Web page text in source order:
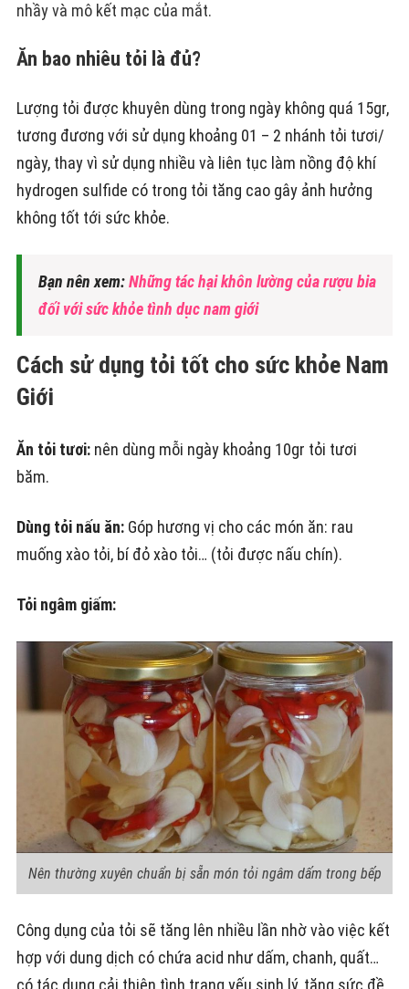
nhầy và mô kết mạc của mắt.
Ăn bao nhiêu tỏi là đủ?
Lượng tỏi được khuyên dùng trong ngày không quá 15gr,
tương đương với sử dụng khoảng 01 – 2 nhánh tỏi tươi/
ngày, thay vì sử dụng nhiều và liên tục làm nồng độ khí
hydrogen sulfide có trong tỏi tăng cao gây ảnh hưởng
không tốt tới sức khỏe.
Bạn nên xem: Những tác hại khôn lường của rượu bia
đối với sức khỏe tình dục nam giới
Cách sử dụng tỏi tốt cho sức khỏe Nam
Giới
Ăn tỏi tươi:nên dùng mỗi ngày khoảng 10gr tỏi tươi
băm.
Dùng tỏi nấu ăn:Góp hương vị cho các món ăn: rau
muống xào tỏi, bí đỏ xào tỏi… (tỏi được nấu chín).
Tỏi ngâm giấm:
Nên thường xuyên chuẩn bị sẵn món tỏi ngâm dấm trong bếp
Công dụng của tỏi sẽ tăng lên nhiều lần nhờ vào việc kết
hợp với dung dịch có chứa acid như dấm, chanh, quất…
có tác dụng cải thiện tình trạng yếu sinh lý, tăng sức đề